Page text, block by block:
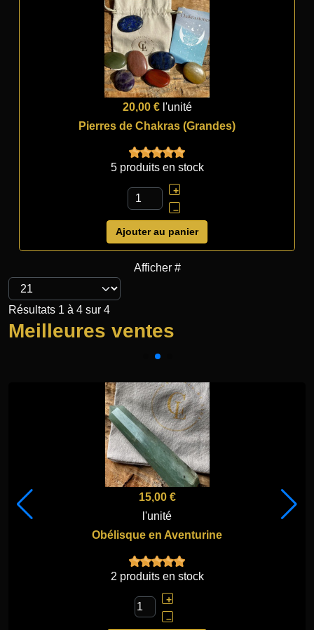
20,00 € l'unité
Pierres de Chakras (Grandes)
5 produits en stock
+
–
Ajouter au panier
Afficher #
Résultats 1 à 4 sur 4
Meilleures ventes
15,00 €
l'unité
Obélisque en Aventurine
2 produits en stock
+
–